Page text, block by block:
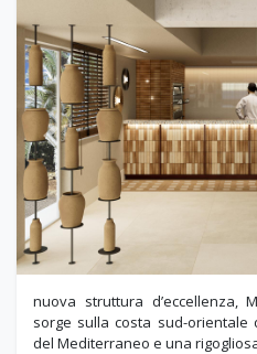
Previous
nuova struttura d’eccellenza,
sorge sulla costa sud-orientale
del Mediterraneo e una